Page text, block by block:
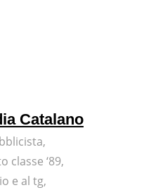
Catalano
classe ‘89,
e al tg,